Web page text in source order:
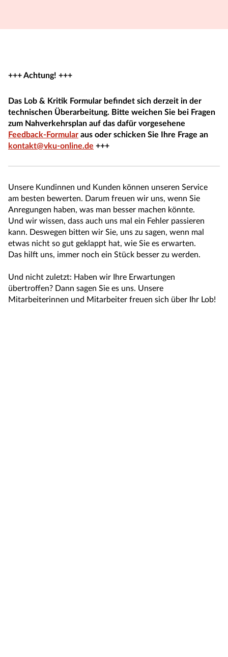
+++ Achtung! +++
Das Lob & Kritik Formular befindet sich derzeit in der
technischen Überarbeitung. Bitte weichen Sie bei Fragen
zum Nahverkehrsplan auf das dafür vorgesehene
Feedback-Formular aus oder schicken Sie Ihre Frage an
kontakt@vku-online.de +++
Unsere Kundinnen und Kunden können unseren Service
am besten bewerten. Darum freuen wir uns, wenn Sie
Anregungen haben, was man besser machen könnte.
Und wir wissen, dass auch uns mal ein Fehler passieren
kann. Deswegen bitten wir Sie, uns zu sagen, wenn mal
etwas nicht so gut geklappt hat, wie Sie es erwarten.
Das hilft uns, immer noch ein Stück besser zu werden.
Und nicht zuletzt: Haben wir Ihre Erwartungen
übertroffen? Dann sagen Sie es uns. Unsere
Mitarbeiterinnen und Mitarbeiter freuen sich über Ihr Lob!